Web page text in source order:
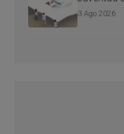
3 Ago 2026